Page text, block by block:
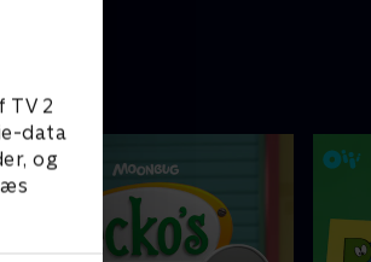
TV 2
data
og